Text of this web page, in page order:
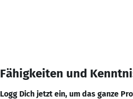
Fähigkeiten und
Logg Dich jetzt ein, um das ganze